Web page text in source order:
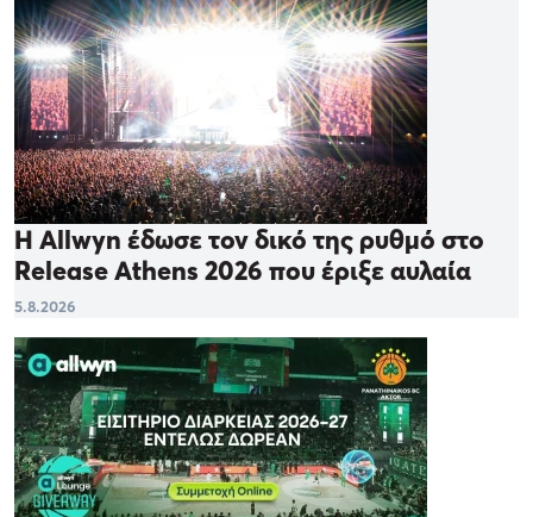
Η Allwyn έδωσε τον δικό της ρυθμό στο
Release Athens 2026 που έριξε αυλαία
5.8.2026